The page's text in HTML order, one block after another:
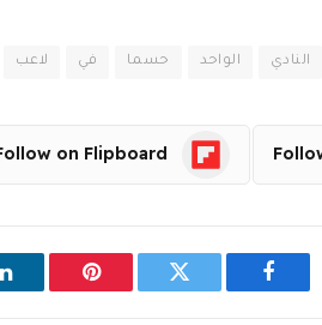
النادي الواحد حسما في لاعب
on Flipboard
فيسبوك تويتر بينتيريست